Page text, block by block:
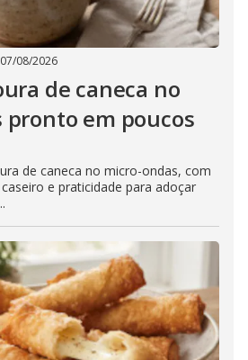
07/08/2026
de caneca no
pronto em poucos
de caneca no micro-ondas, com
e praticidade para adoçar